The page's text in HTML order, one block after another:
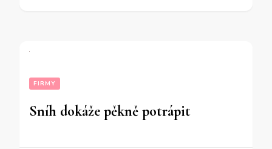
FIRMY
Sníh dokáže pěkně potrápit